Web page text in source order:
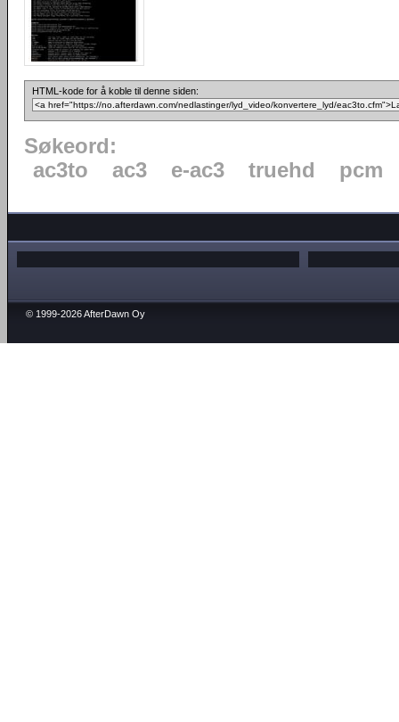
HTML-kode for å koble til denne siden:
Søkeord:
ac3to
ac3 e-ac3 truehd pcm
© 1999-2026 AfterDawn Oy